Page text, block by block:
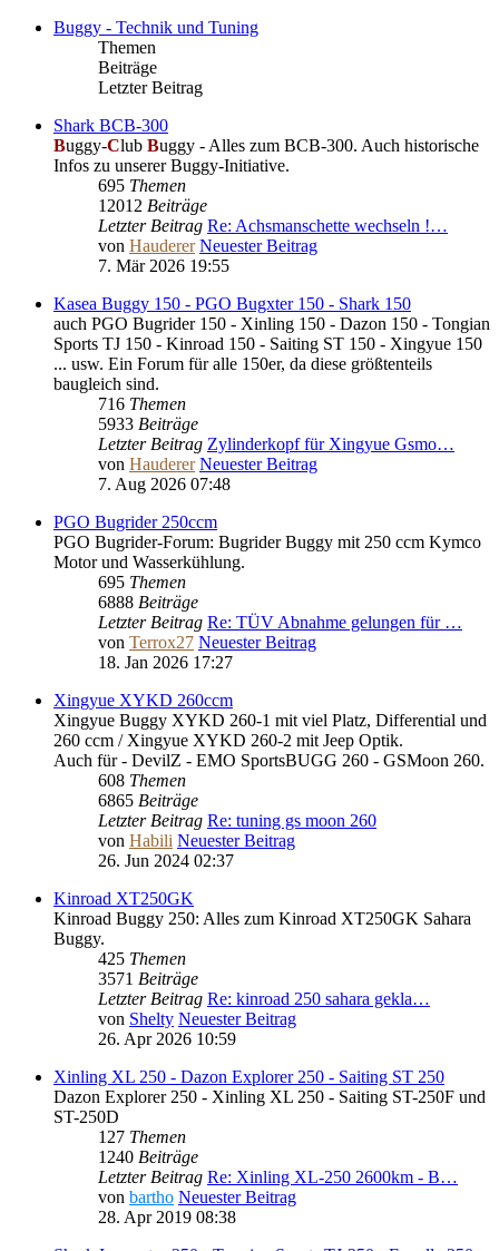
Buggy - Technik und Tuning
Themen
Beiträge
Letzter Beitrag
Shark BCB-300
Buggy-Club Buggy - Alles zum BCB-300. Auch historische
Infos zu unserer Buggy-Initiative.
695 Themen
12012 Beiträge
Letzter Beitrag Re: Achsmanschette wechseln !…
von Hauderer Neuester Beitrag
7. Mär 2026 19:55
Kasea Buggy 150 - PGO Bugxter 150 - Shark 150
auch PGO Bugrider 150 - Xinling 150 - Dazon 150 - Tongian
Sports TJ 150 - Kinroad 150 - Saiting ST 150 - Xingyue 150
... usw. Ein Forum für alle 150er, da diese größtenteils
baugleich sind.
716 Themen
5933 Beiträge
Letzter Beitrag Zylinderkopf für Xingyue Gsmo…
von Hauderer Neuester Beitrag
7. Aug 2026 07:48
PGO Bugrider 250ccm
PGO Bugrider-Forum: Bugrider Buggy mit 250 ccm Kymco
Motor und Wasserkühlung.
695 Themen
6888 Beiträge
Letzter Beitrag Re: TÜV Abnahme gelungen für …
von Terrox27 Neuester Beitrag
18. Jan 2026 17:27
Xingyue XYKD 260ccm
Xingyue Buggy XYKD 260-1 mit viel Platz, Differential und
260 ccm / Xingyue XYKD 260-2 mit Jeep Optik.
Auch für - DevilZ - EMO SportsBUGG 260 - GSMoon 260.
608 Themen
6865 Beiträge
Letzter Beitrag Re: tuning gs moon 260
von Habili Neuester Beitrag
26. Jun 2024 02:37
Kinroad XT250GK
Kinroad Buggy 250: Alles zum Kinroad XT250GK Sahara
Buggy.
425 Themen
3571 Beiträge
Letzter Beitrag Re: kinroad 250 sahara gekla…
von Shelty Neuester Beitrag
26. Apr 2026 10:59
Xinling XL 250 - Dazon Explorer 250 - Saiting ST 250
Dazon Explorer 250 - Xinling XL 250 - Saiting ST-250F und
ST-250D
127 Themen
1240 Beiträge
Letzter Beitrag Re: Xinling XL-250 2600km - B…
von bartho Neuester Beitrag
28. Apr 2019 08:38